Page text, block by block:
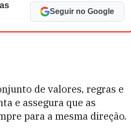
Seguir no Google
de valores, regras e
e assegura que as
para a mesma direção.